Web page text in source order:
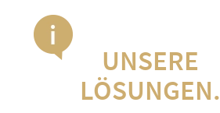
UNSERE
LÖSUNGEN.